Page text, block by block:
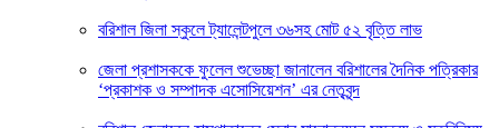
বরিশাল জিলা স্কুলে ট্যালেন্টপুলে ৩৬সহ মোট ৫২ বৃত্তি লাভ
জেলা প্রশাসককে ফুলেল শুভেচ্ছা জানালেন বরিশালের দৈনিক পত্রিকার
‘প্রকাশক ও সম্পাদক এসোসিয়েশন’ এর নেতৃবৃন্দ